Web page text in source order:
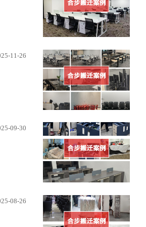
11-26
09-30
08-26